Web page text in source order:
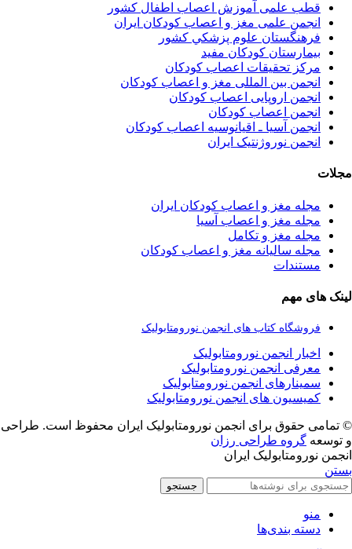
قطب علمی آموزش اعصاب اطفال کشور
انجمن علمی مغز و اعصاب کودکان ایران
فرهنگستان علوم پزشكي كشور
بیمارستان کودکان مفید
مرکز تحقیقات اعصاب کودکان
انجمن بین المللی مغز و اعصاب کودکان
انجمن اروپایی اعصاب کودکان
انجمن اعصاب کودکان
انجمن آسیا ـ اقیانوسیه اعصاب کودکان
انجمن نوروژنتیک ایران
مجلات
مجله مغز و اعصاب کودکان ایران
مجله مغز و اعصاب آسیا
مجله مغز و تکامل
مجله سالیانه مغز و اعصاب کودکان
مستندات
لینک های مهم
فروشگاه کتاب های انجمن نورومتابولیک
اخبار انجمن نورومتابولیک
معرفی انجمن نورومتابولیک
سمینارهای انجمن نورومتابولیک
کمیسیون های انجمن نورومتابولیک
© تمامی حقوق برای انجمن نورومتابولیک ایران محفوظ است. طراحی
و توسعه گروه طراحی رزان
انجمن نورومتابولیک ایران
بستن
جستجو
منو
دسته بندی‌ها